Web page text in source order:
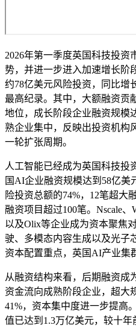
2026年第一季度英国科技投资
势，并进一步进入加速增长阶
约78亿美元风险投资，同比增
最高纪录。其中，大额融资贡
地位，成长阶段企业融资规模
熟企业集中，反映出投资机构
一轮扩张周期。
人工智能已经成为英国科技投
国AI企业融资规模达到58亿美
险投资总额的74%，12笔超大
融资项目超过100笔。Nscale、
以及Olix等企业成为资本聚焦
驶、多模态内容生成以及光子
资本配置重点，英国AI产业集
从融资结构来看，后期融资成
资金流向成熟阶段企业，超大
41%，资本集中度进一步提高
值已达到1.3万亿美元，较十